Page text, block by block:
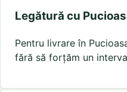
Legătură cu
Pentru livrare în
fără să forțăm un